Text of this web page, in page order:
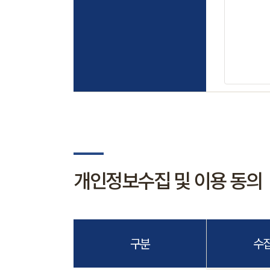
개인정보수집 및 이용 동의
구분 수